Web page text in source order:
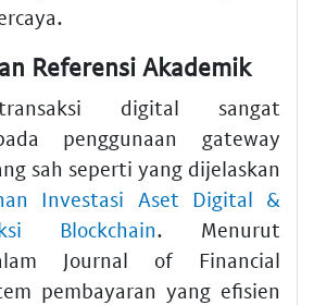
Referensi Akademik
digital sangat
penggunaan gateway
sah seperti yang dijelaskan
Investasi Aset Digital &
Blockchain. Menurut
Journal of Financial
pembayaran yang efisien